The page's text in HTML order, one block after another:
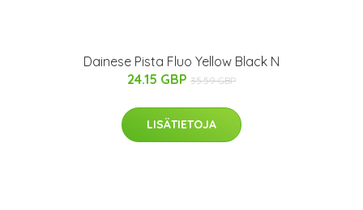
Dainese Pista Fluo Yellow Black N
24.15 GBP 35.59 GBP
LISÄTIETOJA